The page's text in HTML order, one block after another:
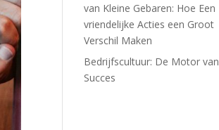
van Kleine Gebaren: Hoe Een
vriendelijke Acties een Groot
Verschil Maken
Bedrijfscultuur: De Motor van
Succes